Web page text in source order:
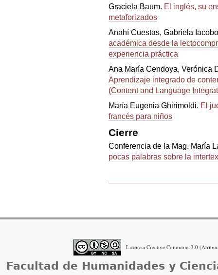
Graciela Baum. El inglés, su
metaforizados
Anahí Cuestas, Gabriela
académica desde la
experiencia práctica
Ana María Cendoya, Verónica
Aprendizaje integrado de
(Content and Language
María Eugenia Ghirimoldi. El
francés para niños
Cierre
Conferencia de la Mag. María
pocas palabras sobre la
Licencia Creative Commons 3.0
Facultad de Humanidades y